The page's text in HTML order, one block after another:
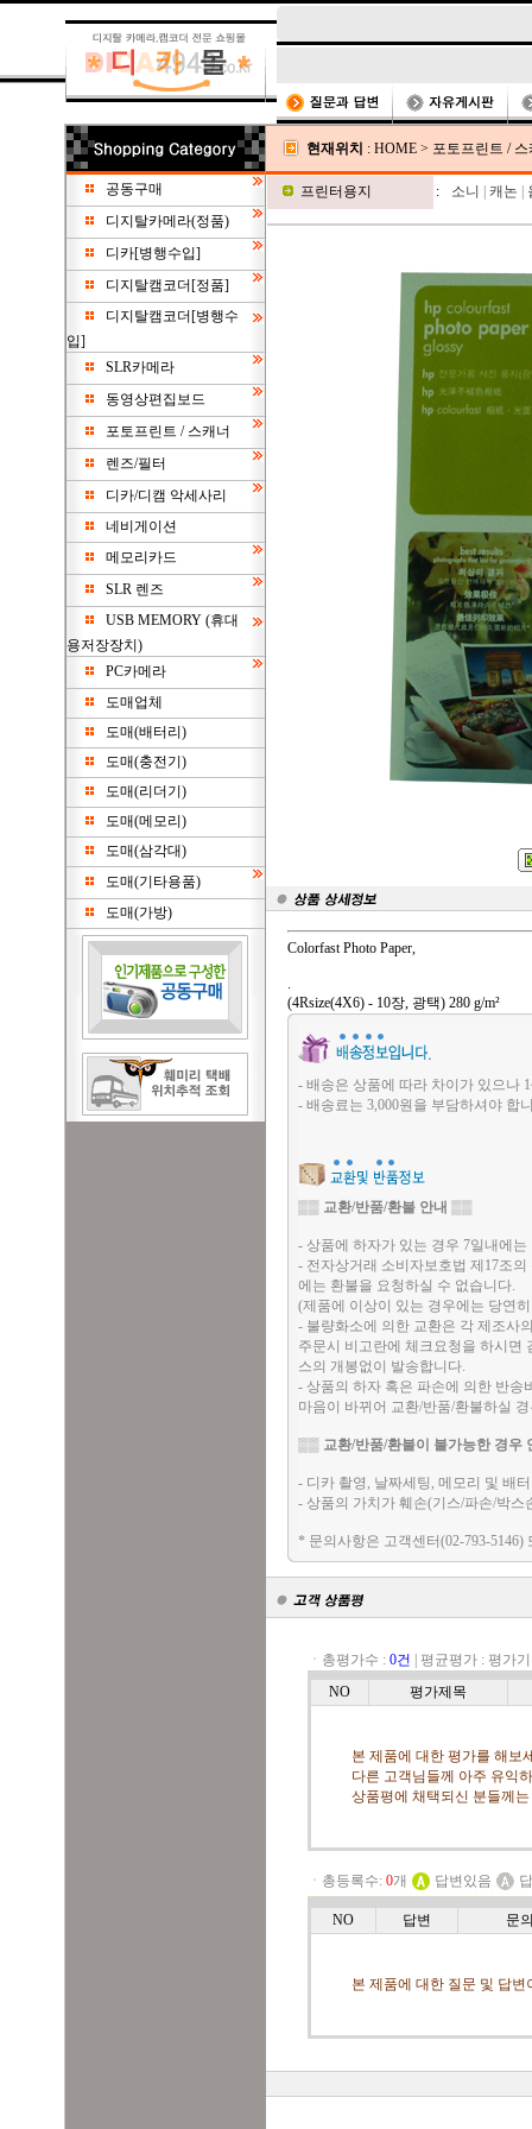
공동구매
디지탈카메라(정품)
디카[병행수입]
디지탈캠코더[정품]
디지탈캠코더[병행수
입]
SLR카메라
동영상편집보드
포토프린트 / 스캐너
렌즈/필터
디카/디캠 악세사리
네비게이션
메모리카드
SLR 렌즈
USB MEMORY (휴대
용저장장치)
PC카메라
도매업체
도매(배터리)
도매(충전기)
도매(리더기)
도매(메모리)
도매(삼각대)
도매(기타용품)
도매(가방)
현재위치 : HOME > 포토프린트 / 스
프린터용지 : 소니 캐논
Colorfast Photo Paper,
.
(4Rsize(4X6) - 10장, 광택) 280 g/m²
- 배송은 상품에 따라 차이가 있으나
- 배송료는 3,000원을 부담하셔야 합
▒▒ 교환/반품/환불 안내 ▒▒
- 상품에 하자가 있는 경우 7일내에
- 전자상거래 소비자보호법 제17조
에는 환불을 요청하실 수 없습니다.
(제품에 이상이 있는 경우에는 당연
- 불량화소에 의한 교환은 각 제조사
주문시 비고란에 체크요청을 하시면
스의 개봉없이 발송합니다.
- 상품의 하자 혹은 파손에 의한 반송
마음이 바뀌어 교환/반품/환불하실
▒▒ 교환/반품/환불이 불가능한 경우
- 디카 촬영, 날짜세팅, 메모리 및 배
- 상품의 가치가 훼손(기스/파손/박
* 문의사항은 고객센터(02-793-5146)
ㆍ총평가수 : 0건 평균평가 : 평가
NO
평가제목
본 제품에 대한 평가를 해보
다른 고객님들께 아주 유익
상품평에 채택되신 분들께
ㆍ총등록수: 0개 답변있음
NO 답변 문
본 제품에 대한 질문 및 답